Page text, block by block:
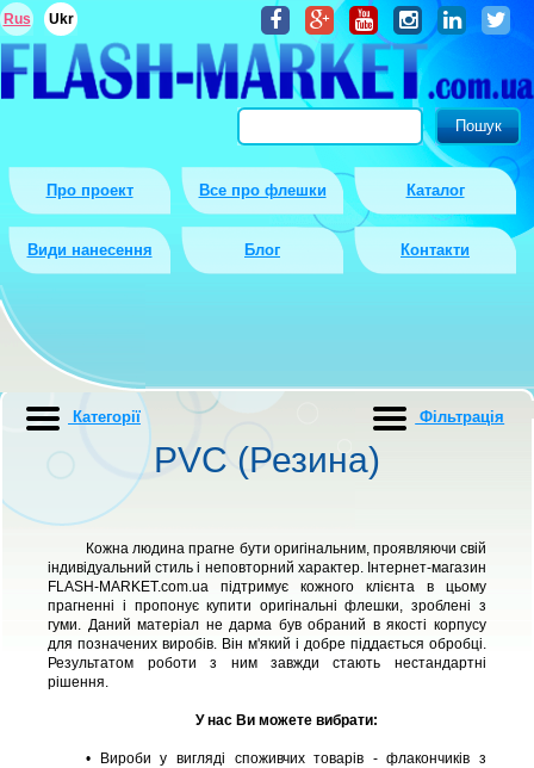
Про проект Все про флешки Каталог
Види нанесення Блог Контакти
Rus Ukr
PVC (Резина)
Кожна людина прагне бути оригінальним, проявляючи свій
індивідуальний стиль і неповторний характер. Інтернет-магазин
FLASH-MARKET.com.ua підтримує кожного клієнта в цьому
прагненні і пропонує купити оригінальні флешки, зроблені з
гуми. Даний матеріал не дарма був обраний в якості корпусу
для позначених виробів. Він м'який і добре піддається обробці.
Результатом роботи з ним завжди стають нестандартні
рішення.
У нас Ви можете вибрати:
• Вироби у вигляді споживчих товарів - флакончиків з
Категорії Фiльтрацiя